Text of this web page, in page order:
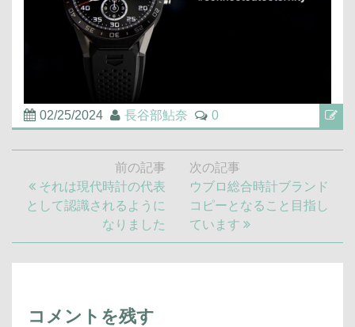
02/25/2024 長谷部鮎奈 0
ー
シ
前の記事
前
の
事:
それは現代時計の代表
として認識されるように
なりました
次の記事
次
の
記
事:
ウブロ総合時計ブランド
コピーとなること目指し
ています
コメントを残す